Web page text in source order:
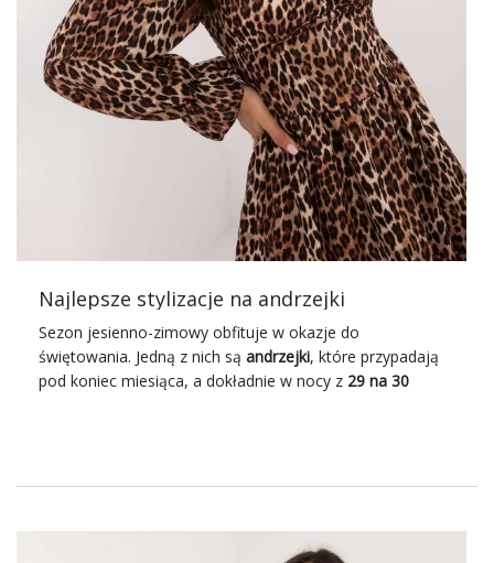
charakterystycznym wyglądzie, w którym główną rolę gra
biel! Biały kolor wspaniale wyróżnia się z tłumu i jest
świetnie widoczny, do tego doskonale odbija promienie
słoneczne. Sprawia to, że w białym ubraniu latem jest
nam chłodniej i możemy poczuć ulgę od wysokich
Najlepsze stylizacje na andrzejki
Sezon jesienno-zimowy obfituje w okazje do
świętowania. Jedną z nich są andrzejki, które przypadają
pod koniec miesiąca, a dokładnie w nocy z 29 na 30
andrzejkowej imprezie potrzebujesz najmodniejszej
sukienki. Dlatego dziś pokażemy Wam najlepsze